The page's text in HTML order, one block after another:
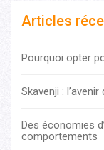
Articles
Pourquoi opter
Skavenji :
Des économies
comportements